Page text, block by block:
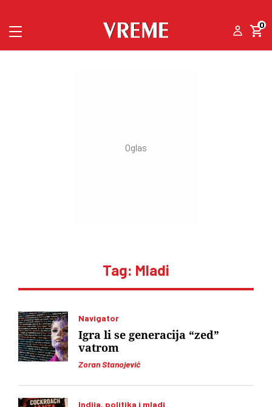
0
Tag: Mladi
Navigator
Zoran Stanojević
Igra li se generacija “zed”
vatrom
Indija, politika i mladi